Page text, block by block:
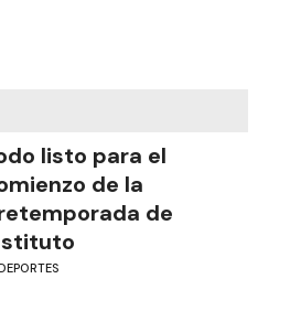
listo para el
de la
de